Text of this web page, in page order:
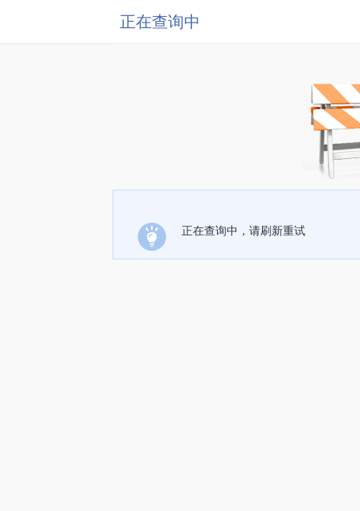
正在查询中
正在查询中，请刷新重试